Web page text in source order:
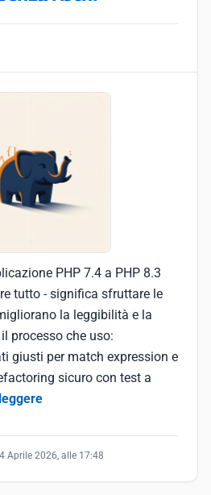
PHP 7.4 a PHP 8.3
tutto - significa sfruttare le
la leggibilità e la
processo che uso:
giusti per match expression e
sicuro con test a
Aprile 2026, alle 17:48